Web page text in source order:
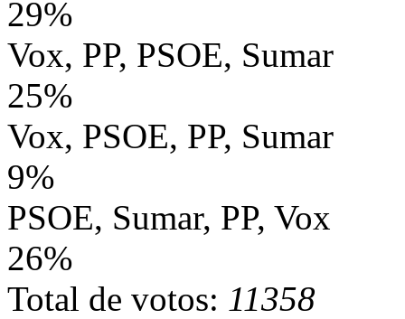
29%
Vox, PP, PSOE, Sumar
25%
Vox, PSOE, PP, Sumar
9%
PSOE, Sumar, PP, Vox
26%
Total de votos: 11358